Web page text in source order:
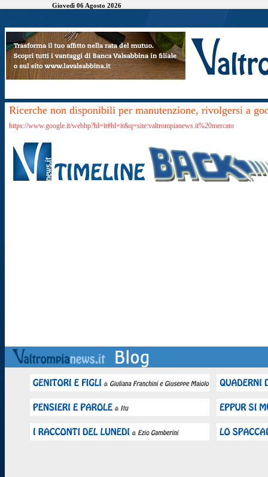
Giovedì 06 Agosto 2026
Ricerche non disponibili per manutenzione, rivolgersi a
https://www.google.it/webhp?hl=it#hl=it&q=site:valtrompianews.it%20mercato